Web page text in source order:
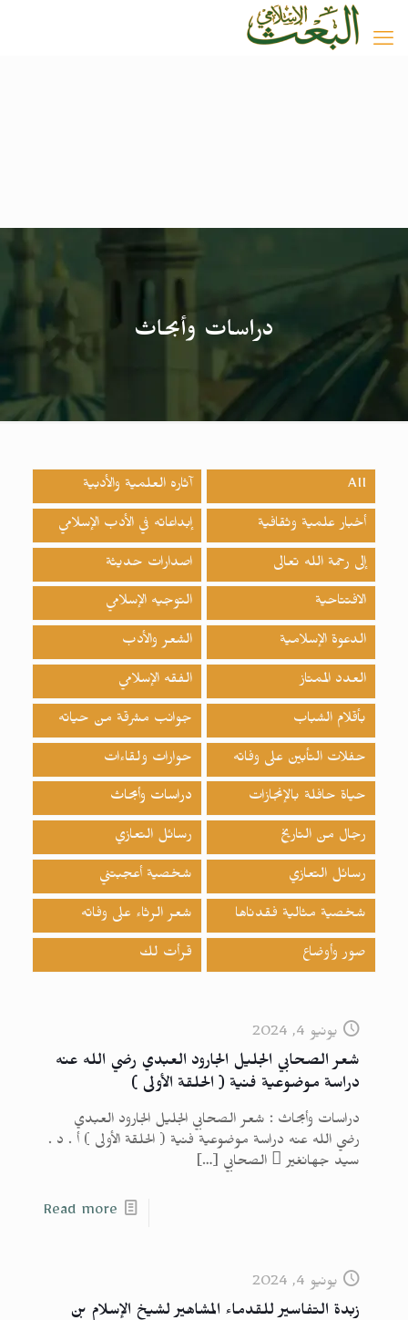
دراسات وأبحاث
All آثاره العلمية والأدبية
أخبار علمية وثقافية إبداعاته في الأدب الإسلامي
إلى رحمة الله تعالى اصدارات حدیثة
الافتتاحية التوجيه الإسلامي
الدعوة الإسلامية الشعر والأدب
العدد الممتاز الفقه الإسلامي
بأقلام الشباب جوانب مشرقة من حياته
حفلات التأبين على وفاته حوارات ولقاءات
حياة حافلة بالإنجازات دراسات وأبحاث
رجال من التاريخ رسائل التعازي
رسائل التعازي شخصية أعجبتني
شخصية مثالية فقدناها شعر الرثاء على وفاته
صور وأوضاع قرأت لك
يونيو 4, 2024
شعر الصحابي الجليل الجارود العبدي رضي الله عنه
دراسة موضوعية فنية ( الحلقة الأولى )
دراسات وأبحاث : شعر الصحابي الجليل الجارود العبدي
رضي الله عنه دراسة موضوعية فنية ( الحلقة الأولى ) أ . د .
سيد جهانغير  الصحابي
[…]
Read more
يونيو 4, 2024
زبدة التفاسير للقدماء المشاهير لشيخ الإسلام بن